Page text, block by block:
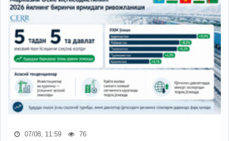
07/08, 11:59 76